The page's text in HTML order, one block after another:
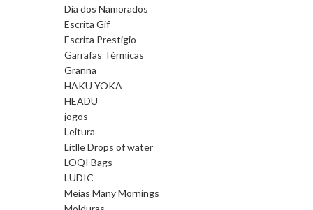
Dia dos Namorados
Escrita Gif
Escrita Prestigio
Garrafas Térmicas
Granna
HAKU YOKA
HEADU
jogos
Leitura
Litlle Drops of water
LOQI Bags
LUDIC
Meias Many Mornings